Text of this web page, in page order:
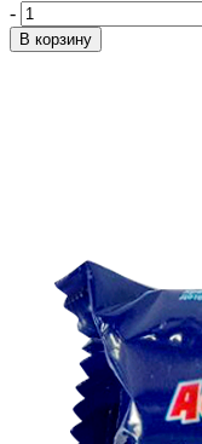
-
В корзину